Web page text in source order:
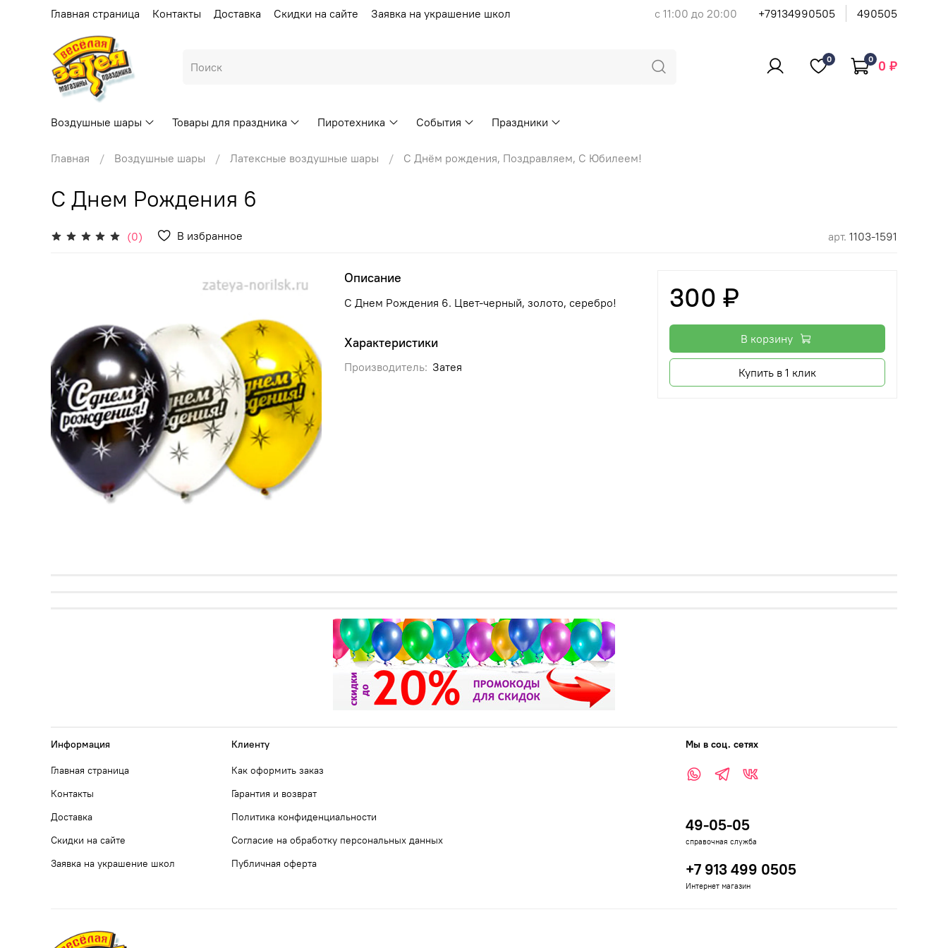
Главная страница Контакты Доставка Скидки на сайте Заявка на украшение школ с 11:00 до 20:00 +79134990505 490505
0 0 0 ₽
Воздушные шары Товары для праздника Пиротехника События Праздники
Главная Воздушные шары Латексные воздушные шары С Днём рождения, Поздравляем, С Юбилеем!
С Днем Рождения 6
(0) В избранное арт. 1103-1591
Характеристики
Производитель: Затея
Описание
С Днем Рождения 6. Цвет-черный, золото, серебро! 300 ₽
В корзину
Купить в 1 клик
Информация
Главная страница
Контакты
Доставка
Скидки на сайте
Заявка на украшение школ
Клиенту
Как оформить заказ
Гарантия и возврат
Политика конфиденциальности
Согласие на обработку персональных данных
Публичная оферта
Мы в соц. сетях
49-05-05
справочная служба
+7 913 499 0505
Интернет магазин